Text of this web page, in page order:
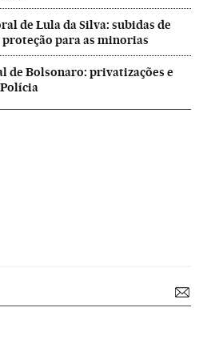
de Lula da Silva: subidas de
para as minorias
de Bolsonaro: privatizações e